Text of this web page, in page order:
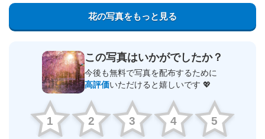
花の写真をもっと見る
この写真はいかがでしたか？
今後も無料で写真を配布するために
高評価いただけると嬉しいです 💖
1 2 3 4 5